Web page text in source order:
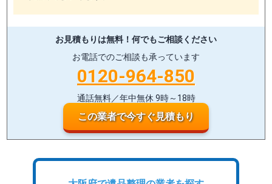
お見積もりは無料！ 何でもご相談ください
お電話でのご相談も承っています
0120-964-850
通話無料／年中無休 9時～18時
この業者で今すぐ見積もり